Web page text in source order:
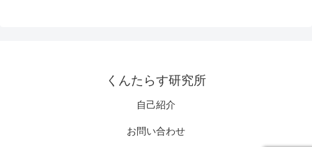
くんたらす研究所
自己紹介
お問い合わせ